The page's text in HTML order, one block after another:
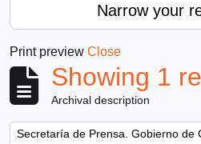
Narrow your
Print preview Close
Showing 1
Archival description
Remove filter:
Secretaría de Prensa. Gobierno de